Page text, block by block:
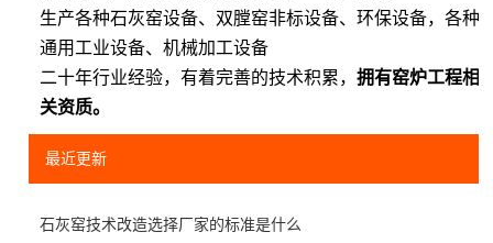
生产各种石灰窑设备、双膛窑非标设备、环保设备，各种
通用工业设备、机械加工设备
二十年行业经验，有着完善的技术积累，拥有窑炉工程相
关资质。
最近更新
石灰窑技术改造选择厂家的标准是什么